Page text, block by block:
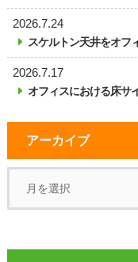
2026.7.24
スケルトン天井をオフ
2026.7.17
オフィスにおける床サ
アーカイブ